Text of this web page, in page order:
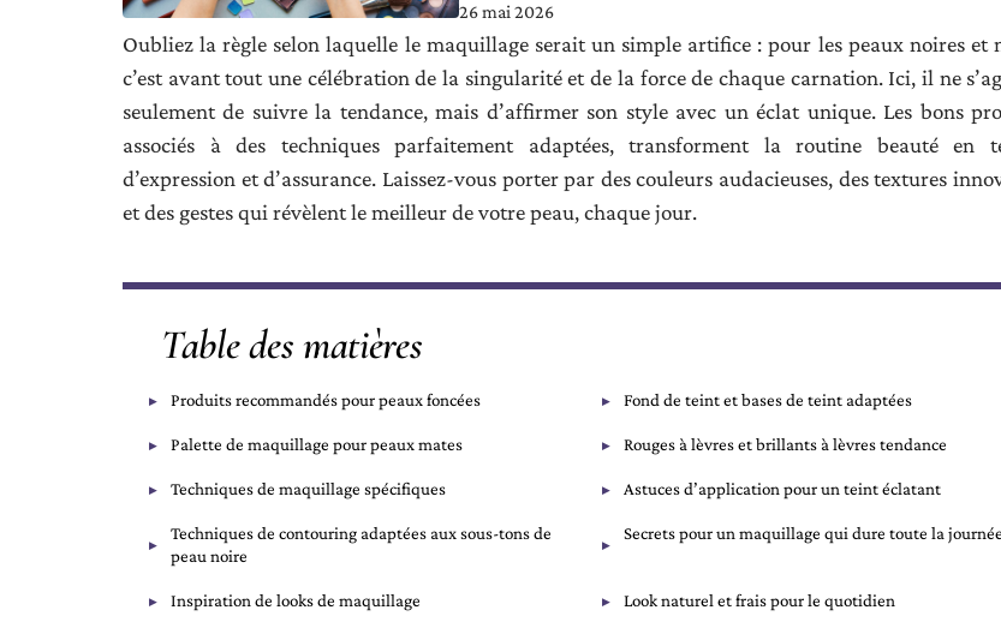
26 mai 2026
Oubliez la règle selon laquelle le maquillage serait un simple artifice : pour les peaux noires et
c’est avant tout une célébration de la singularité et de la force de chaque carnation. Ici, il ne
seulement de suivre la tendance, mais d’affirmer son style avec un éclat unique. Les bons
associés à des techniques parfaitement adaptées, transforment la routine beauté en
d’expression et d’assurance. Laissez-vous porter par des couleurs audacieuses, des textures
et des gestes qui révèlent le meilleur de votre peau, chaque jour.
Table des matières
Produits recommandés pour peaux foncées Fond de teint et bases de teint adaptées
Palette de maquillage pour peaux mates Rouges à lèvres et brillants à lèvres tendance
Techniques de maquillage spécifiques Astuces d’application pour un teint éclatant
Techniques de contouring adaptées aux sous-tons de
peau noire
Secrets pour un maquillage qui dure toute la journée
Inspiration de looks de maquillage Look naturel et frais pour le quotidien